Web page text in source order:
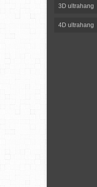
3D ultrahang
4D ultrahang